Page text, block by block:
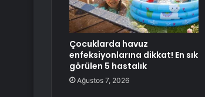
Çocuklarda havuz
enfeksiyonlarına dikkat! En sık
görülen 5 hastalık
Ağustos 7, 2026